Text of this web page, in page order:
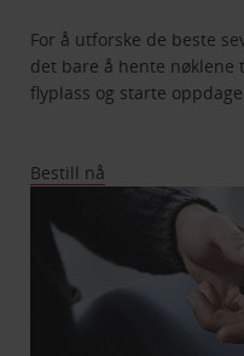
For å utforske de beste
det bare å hente nøklene
flyplass og starte
Bestill nå